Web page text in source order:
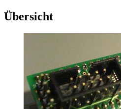
Übersicht